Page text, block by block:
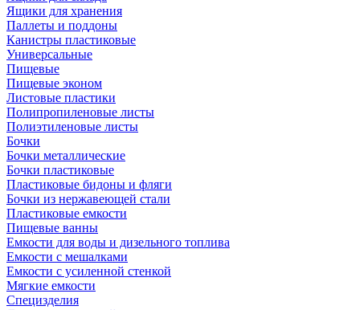
Ящики для хранения
Паллеты и поддоны
Канистры пластиковые
Универсальные
Пищевые
Пищевые эконом
Листовые пластики
Полипропиленовые листы
Полиэтиленовые листы
Бочки
Бочки металлические
Бочки пластиковые
Пластиковые бидоны и фляги
Бочки из нержавеющей стали
Пластиковые емкости
Пищевые ванны
Емкости для воды и дизельного топлива
Емкости с мешалками
Емкости с усиленной стенкой
Мягкие емкости
Специзделия